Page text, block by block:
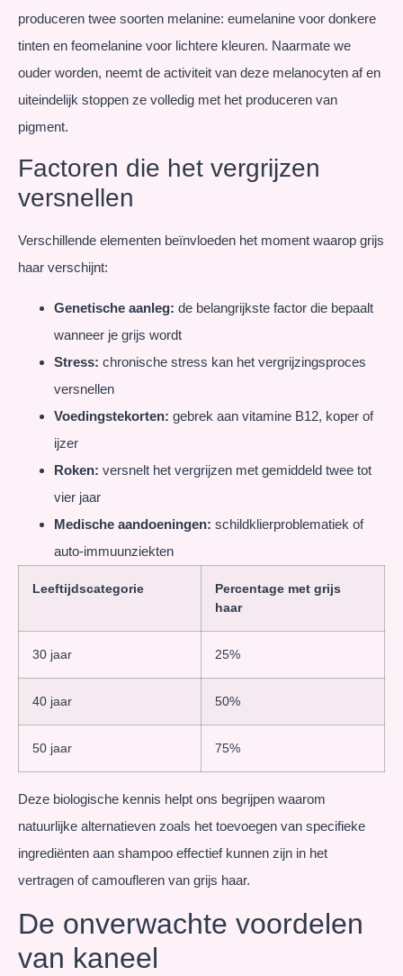
produceren twee soorten melanine: eumelanine voor donkere
tinten en feomelanine voor lichtere kleuren. Naarmate we
ouder worden, neemt de activiteit van deze melanocyten af en
uiteindelijk stoppen ze volledig met het produceren van
pigment.
Factoren die het vergrijzen
versnellen
Verschillende elementen beïnvloeden het moment waarop grijs
haar verschijnt:
Genetische aanleg: de belangrijkste factor die bepaalt
wanneer je grijs wordt
Stress: chronische stress kan het vergrijzingsproces
versnellen
Voedingstekorten: gebrek aan vitamine B12, koper of
ijzer
Roken: versnelt het vergrijzen met gemiddeld twee tot
vier jaar
Medische aandoeningen: schildklierproblematiek of
auto-immuunziekten
Leeftijdscategorie
Percentage met grijs
haar
30 jaar 25%
40 jaar 50%
50 jaar 75%
Deze biologische kennis helpt ons begrijpen waarom
natuurlijke alternatieven zoals het toevoegen van specifieke
ingrediënten aan shampoo effectief kunnen zijn in het
vertragen of camoufleren van grijs haar.
De onverwachte voordelen
van kaneel